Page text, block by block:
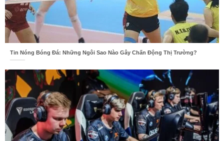
Tin Nóng Bóng Đá: Những Ngôi Sao Nào Gây Chấn Động Thị Trường?